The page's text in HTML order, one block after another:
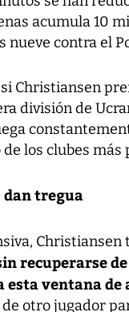
acumula 10
contra el
Christiansen
división de
los clubes más
dan tregua
recuperarse
esta ventana de
otro jugador